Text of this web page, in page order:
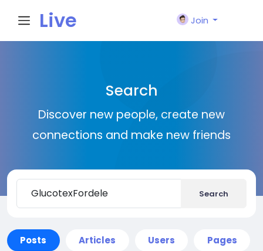
Live
n
Join
Search
Discover new people, create new
connections and make new friends
Search
Posts Articles Users Pages